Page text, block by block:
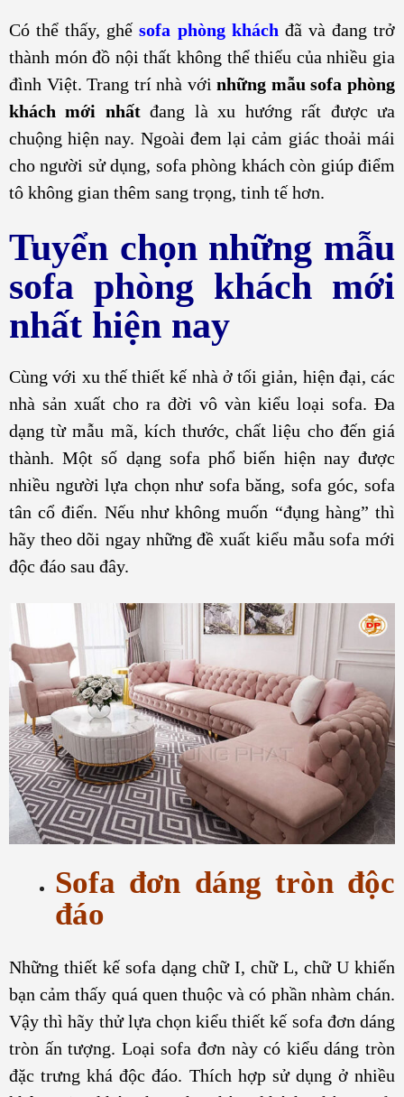
Có thể thấy, ghếsofa phòng khách đã và đang trở
thành món đồ nội thất không thể thiếu của nhiều gia
đình Việt. Trang trí nhà vớinhững mẫu sofa phòng
khách mới nhấtđang là xu hướng rất được ưa
chuộng hiện nay. Ngoài đem lại cảm giác thoải mái
cho người sử dụng, sofa phòng khách còn giúp điểm
tô không gian thêm sang trọng, tinh tế hơn.
Tuyển chọn những mẫu
sofa phòng khách mới
nhất hiện nay
Cùng với xu thế thiết kế nhà ở tối giản, hiện đại, các
nhà sản xuất cho ra đời vô vàn kiểu loại sofa. Đa
dạng từ mẫu mã, kích thước, chất liệu cho đến giá
thành. Một số dạng sofa phổ biến hiện nay được
nhiều người lựa chọn như sofa băng, sofa góc, sofa
tân cổ điển. Nếu như không muốn “đụng hàng” thì
hãy theo dõi ngay những đề xuất kiểu mẫu sofa mới
độc đáo sau đây.
Sofa đơn dáng tròn độc
đáo
Những thiết kế sofa dạng chữ I, chữ L, chữ U khiến
bạn cảm thấy quá quen thuộc và có phần nhàm chán.
Vậy thì hãy thử lựa chọn kiểu thiết kế sofa đơn dáng
tròn ấn tượng. Loại sofa đơn này có kiểu dáng tròn
đặc trưng khá độc đáo. Thích hợp sử dụng ở nhiều